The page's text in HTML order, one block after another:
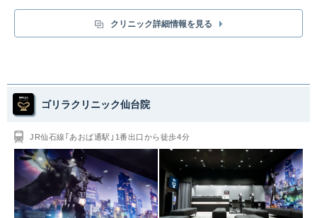
クリニック詳細情報を見る
ゴリラクリニック仙台院
JR仙石線｢あおば通駅｣1番出口から徒歩4分